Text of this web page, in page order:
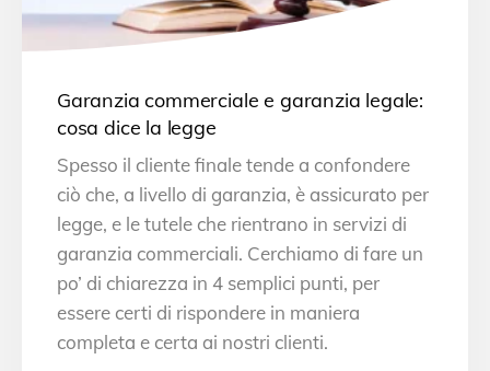
Garanzia commerciale e garanzia legale:
cosa dice la legge
Spesso il cliente finale tende a confondere
ciò che, a livello di garanzia, è assicurato per
legge, e le tutele che rientrano in servizi di
garanzia commerciali. Cerchiamo di fare un
po’ di chiarezza in 4 semplici punti, per
essere certi di rispondere in maniera
completa e certa ai nostri clienti.